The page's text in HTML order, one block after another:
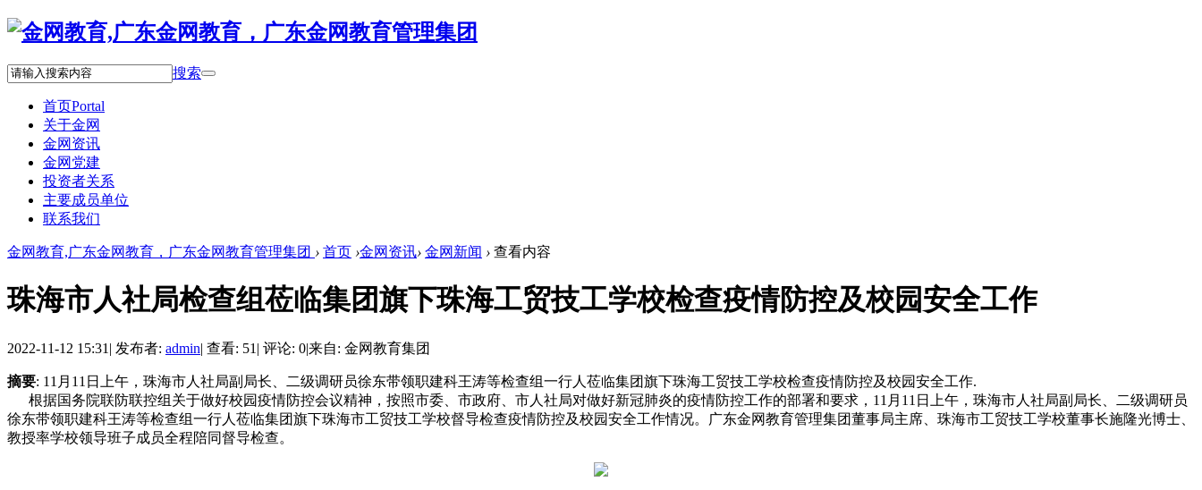
搜索
首页Portal
关于金网
金网资讯
金网党建
投资者关系
主要成员单位
联系我们
金网教育,广东金网教育，广东金网教育管理集团 › 首页 ›金网资讯› 金网新闻 › 查看内容
珠海市人社局检查组莅临集团旗下珠海工贸技工学校检查疫情防控及校园安全工作
2022-11-12 15:31 | 发布者: admin| 查看: 51 | 评论: 0|来自: 金网教育集团
摘要: 11月11日上午，珠海市人社局副局长、二级调研员徐东带领职建科王涛等检查组一行人莅临集团旗下珠海工贸技工学校检查疫情防控及校园安全工作.
根据国务院联防联控组关于做好校园疫情防控会议精神，按照市委、市政府、市人社局对做好新冠肺炎的疫情防控工作的部署和要求，11月11日上午，珠海市人社局副局长、二级调研员
徐东带领职建科王涛等检查组一行人莅临集团旗下珠海市工贸技工学校督导检查疫情防控及校园安全工作情况。广东金网教育管理集团董事局主席、珠海市工贸技工学校董事长施隆光博士、
教授率学校领导班子成员全程陪同督导检查。